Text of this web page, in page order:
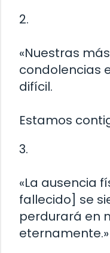
2.
«Nuestras
condolencias
difícil.
Estamos
3.
«La ausencia
fallecido] se
perdurará en
eternamente.»